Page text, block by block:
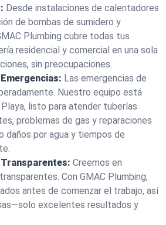
Desde instalaciones de calentadores
de bombas de sumidero y
Plumbing cubre todas tus
residencial y comercial en una sola
sin preocupaciones.
Las emergencias de
Nuestro equipo está
listo para atender tuberías
problemas de gas y reparaciones
daños por agua y tiempos de
Creemos en
Con GMAC Plumbing,
antes de comenzar el trabajo, así
excelentes resultados y